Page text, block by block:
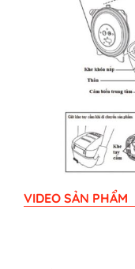
VIDEO SẢN PHẨM